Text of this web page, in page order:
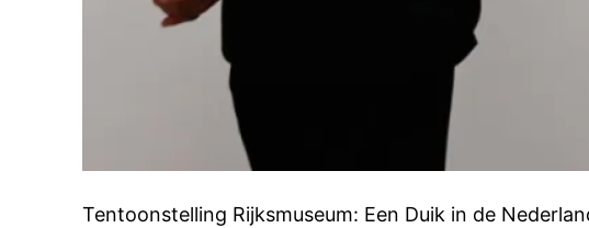
Tentoonstelling Rijksmuseum: Een Duik in de